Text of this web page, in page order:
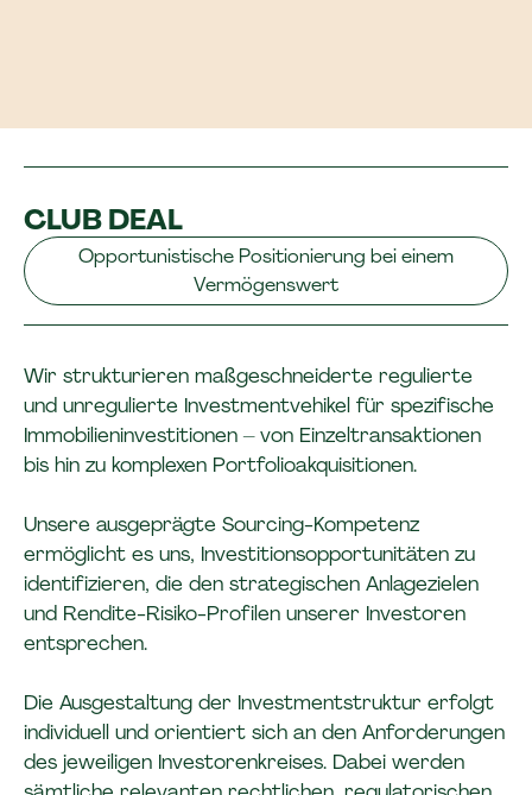
CLUB DEAL
Opportunistische Positionierung bei einem
Vermögenswert
Wir strukturieren maßgeschneiderte regulierte
und unregulierte Investmentvehikel für spezifische
Immobilieninvestitionen – von Einzeltransaktionen
bis hin zu komplexen Portfolioakquisitionen.
Unsere ausgeprägte Sourcing-Kompetenz
ermöglicht es uns, Investitionsopportunitäten zu
identifizieren, die den strategischen Anlagezielen
und Rendite-Risiko-Profilen unserer Investoren
entsprechen.
Die Ausgestaltung der Investmentstruktur erfolgt
individuell und orientiert sich an den Anforderungen
des jeweiligen Investorenkreises. Dabei werden